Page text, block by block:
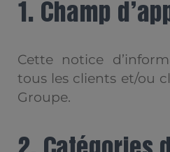
1. Champ
Cette notice
tous les clients et/ou
Groupe.